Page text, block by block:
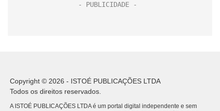
Copyright © 2026 - ISTOÉ PUBLICAÇÕES LTDA
Todos os direitos reservados.
A ISTOÉ PUBLICAÇÕES LTDA é um portal digital independente e sem